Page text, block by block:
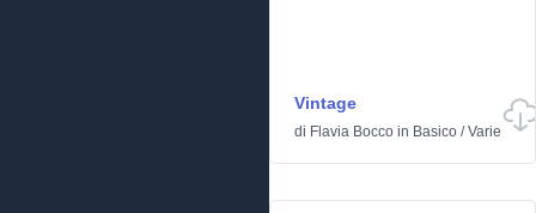
Vintage
di Flavia Bocco in Basico /Varie